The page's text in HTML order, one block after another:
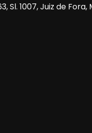
Sl. 1007, Juiz de Fora,